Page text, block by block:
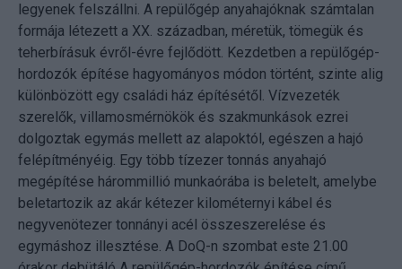
legyenek felszállni. A repülőgép anyahajóknak számtalan
formája létezett a XX. században, méretük, tömegük és
teherbírásuk évről-évre fejlődött. Kezdetben a repülőgép-
hordozók építése hagyományos módon történt, szinte alig
különbözött egy családi ház építésétől. Vízvezeték
szerelők, villamosmérnökök és szakmunkások ezrei
dolgoztak egymás mellett az alapoktól, egészen a hajó
felépítményéig. Egy több tízezer tonnás anyahajó
megépítése hárommillió munkaórába is beletelt, amelybe
beletartozik az akár kétezer kilométernyi kábel és
negyvenötezer tonnányi acél összeszerelése és
egymáshoz illesztése. A DoQ-n szombat este 21.00